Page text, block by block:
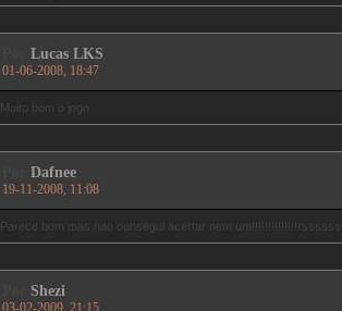
Lucas LKS
01-06-2008, 18:47
Muito bom o jogo
Dafnee
19-11-2008, 11:08
Parece bom mas nao consegui acertar nem
Shezi
03-02-2009, 21:15